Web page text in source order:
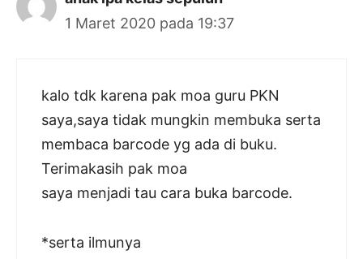
1 Maret 2020 pada 19:37
kalo tdk karena pak moa guru PKN
saya,saya tidak mungkin membuka serta
membaca barcode yg ada di buku.
Terimakasih pak moa
saya menjadi tau cara buka barcode.
*serta ilmunya